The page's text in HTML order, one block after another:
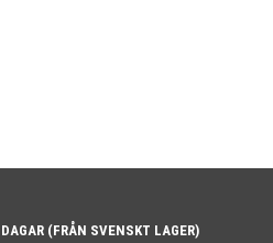
(FRÅN SVENSKT LAGER)